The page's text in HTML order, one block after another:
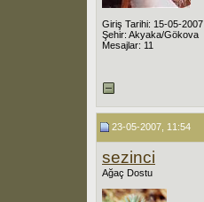
Giriş Tarihi: 15-05-2007
Şehir: Akyaka/Gökova
Mesajlar: 11
23-05-2007, 11:54
sezinci
Ağaç Dostu